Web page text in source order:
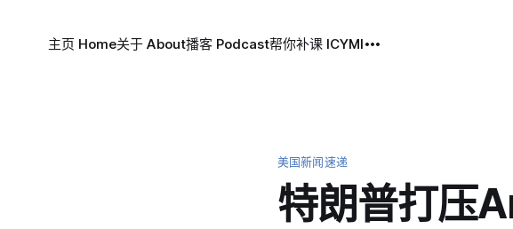
主页 Home关于 About播客 Podcast帮你补课 ICYMI
美国新闻速递
特朗普打压